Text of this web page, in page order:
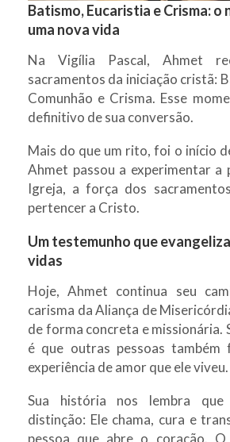
Batismo, Eucaristia e Crisma: o
uma nova vida
Na Vigília Pascal, Ahmet
sacramentos da iniciação cristã:
Comunhão e Crisma. Esse
definitivo de sua conversão.
Mais do que um rito, foi o início
Ahmet passou a experimentar a
Igreja, a força dos
pertencer a Cristo.
Um testemunho que
vidas
Hoje, Ahmet continua seu
carisma da Aliança de
de forma concreta e missionária.
é que outras pessoas também
experiência de amor que ele viveu.
Sua história nos lembra
distinção: Ele chama, cura e
pessoa que abre o coração.